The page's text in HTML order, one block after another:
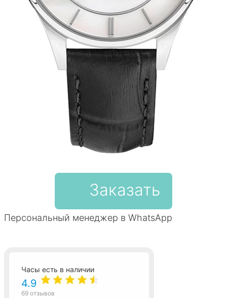
Заказать
Персональный менеджер в WhatsApp
Часы есть в наличии
4.9
69 отзывов